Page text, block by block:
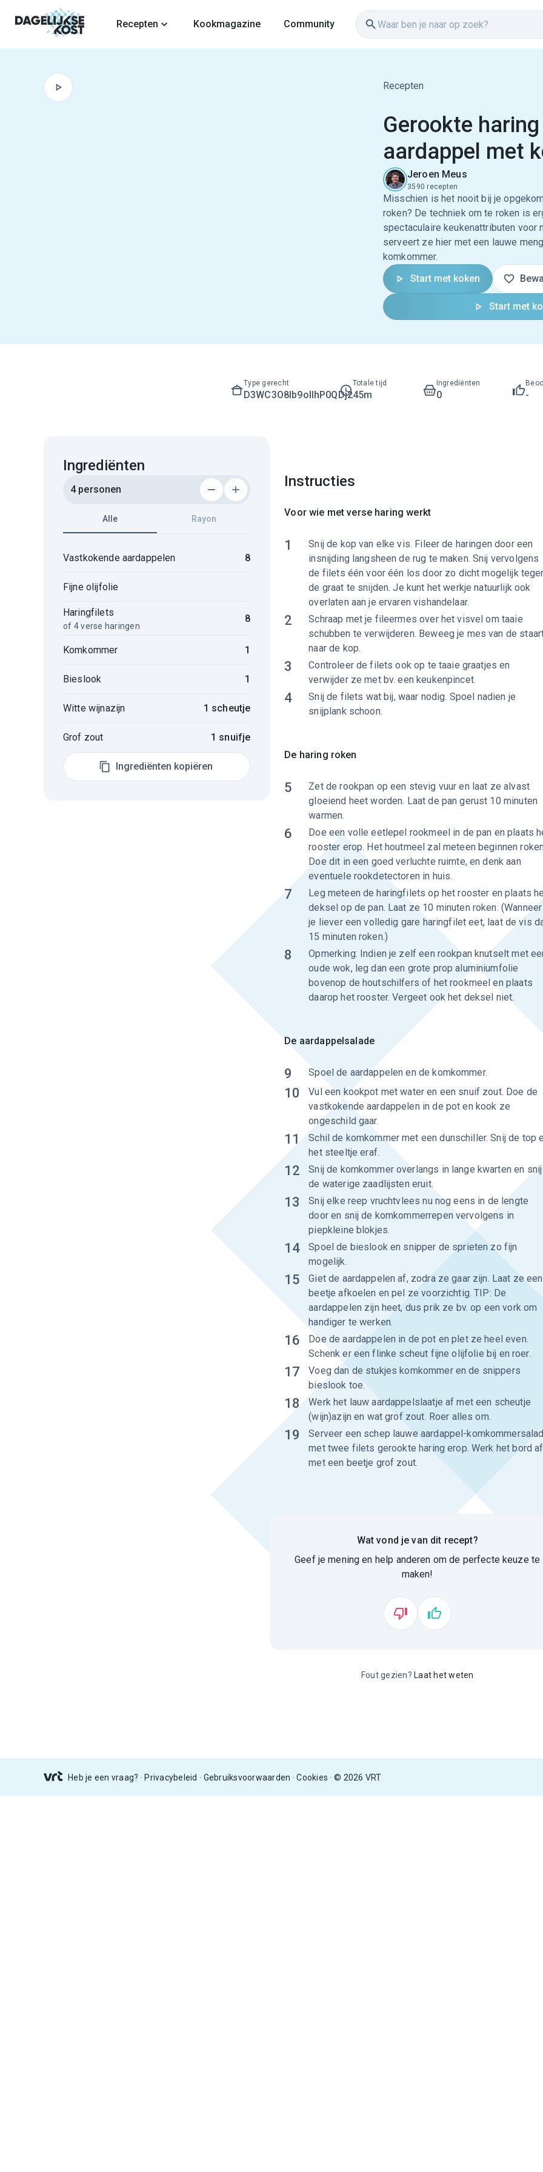
Recepten
Kookmagazine Community
Recepten
Gerookte
aardappel met
Jeroen Meus
3590 recepten
Misschien is het nooit bij je
roken? De techniek om te roken is
spectaculaire keukenattributen voor
serveert ze hier met een lauwe
komkommer.
Start met koken
Start met
Type gerecht
D3WC3O8lb9ollhP0QDj2
Totale tijd
45m
Ingrediënten
0 -
Ingrediënten
4 personen
Alle Rayon
Vastkokende aardappelen 8
Fijne olijfolie
Haringfilets
of 4 verse haringen
8
Komkommer 1
Bieslook 1
Witte wijnazijn 1 scheutje
Grof zout 1 snuifje
Ingrediënten kopiëren
Instructies
Voor wie met verse haring werkt
1
Snij de kop van elke vis. Fileer de haringen door een
insnijding langsheen de rug te maken. Snij vervolgens
de filets één voor één los door zo dicht mogelijk
de graat te snijden. Je kunt het werkje natuurlijk ook
overlaten aan je ervaren vishandelaar.
2
Schraap met je fileermes over het visvel om taaie
schubben te verwijderen. Beweeg je mes van de
naar de kop.
3
Controleer de filets ook op te taaie graatjes en
verwijder ze met bv. een keukenpincet.
4
Snij de filets wat bij, waar nodig. Spoel nadien je
snijplank schoon.
De haring roken
5
Zet de rookpan op een stevig vuur en laat ze alvast
gloeiend heet worden. Laat de pan gerust 10 minuten
warmen.
6
Doe een volle eetlepel rookmeel in de pan en plaats
rooster erop. Het houtmeel zal meteen beginnen
Doe dit in een goed verluchte ruimte, en denk aan
eventuele rookdetectoren in huis.
7
Leg meteen de haringfilets op het rooster en plaats
deksel op de pan. Laat ze 10 minuten roken. (Wanneer
je liever een volledig gare haringfilet eet, laat de vis
15 minuten roken.)
8
Opmerking: Indien je zelf een rookpan knutselt met
oude wok, leg dan een grote prop aluminiumfolie
bovenop de houtschilfers of het rookmeel en plaats
daarop het rooster. Vergeet ook het deksel niet.
De aardappelsalade
9 Spoel de aardappelen en de komkommer.
10
Vul een kookpot met water en een snuif zout. Doe de
vastkokende aardappelen in de pot en kook ze
ongeschild gaar.
11
Schil de komkommer met een dunschiller. Snij de top
het steeltje eraf.
12
Snij de komkommer overlangs in lange kwarten en snij
de waterige zaadlijsten eruit.
13
Snij elke reep vruchtvlees nu nog eens in de lengte
door en snij de komkommerrepen vervolgens in
piepkleine blokjes.
14
Spoel de bieslook en snipper de sprieten zo fijn
mogelijk.
15
Giet de aardappelen af, zodra ze gaar zijn. Laat ze een
beetje afkoelen en pel ze voorzichtig. TIP: De
aardappelen zijn heet, dus prik ze bv. op een vork om
handiger te werken.
16
Doe de aardappelen in de pot en plet ze heel even.
Schenk er een flinke scheut fijne olijfolie bij en roer.
17
Voeg dan de stukjes komkommer en de snippers
bieslook toe.
18
Werk het lauw aardappelslaatje af met een scheutje
(wijn)azijn en wat grof zout. Roer alles om.
19
Serveer een schep lauwe aardappel-
met twee filets gerookte haring erop. Werk het bord af
met een beetje grof zout.
Wat vond je van dit recept?
Geef je mening en help anderen om de perfecte keuze te
maken!
Fout gezien? Laat het weten
Heb je een vraag? Privacybeleid Gebruiksvoorwaarden Cookies © 2026 VRT